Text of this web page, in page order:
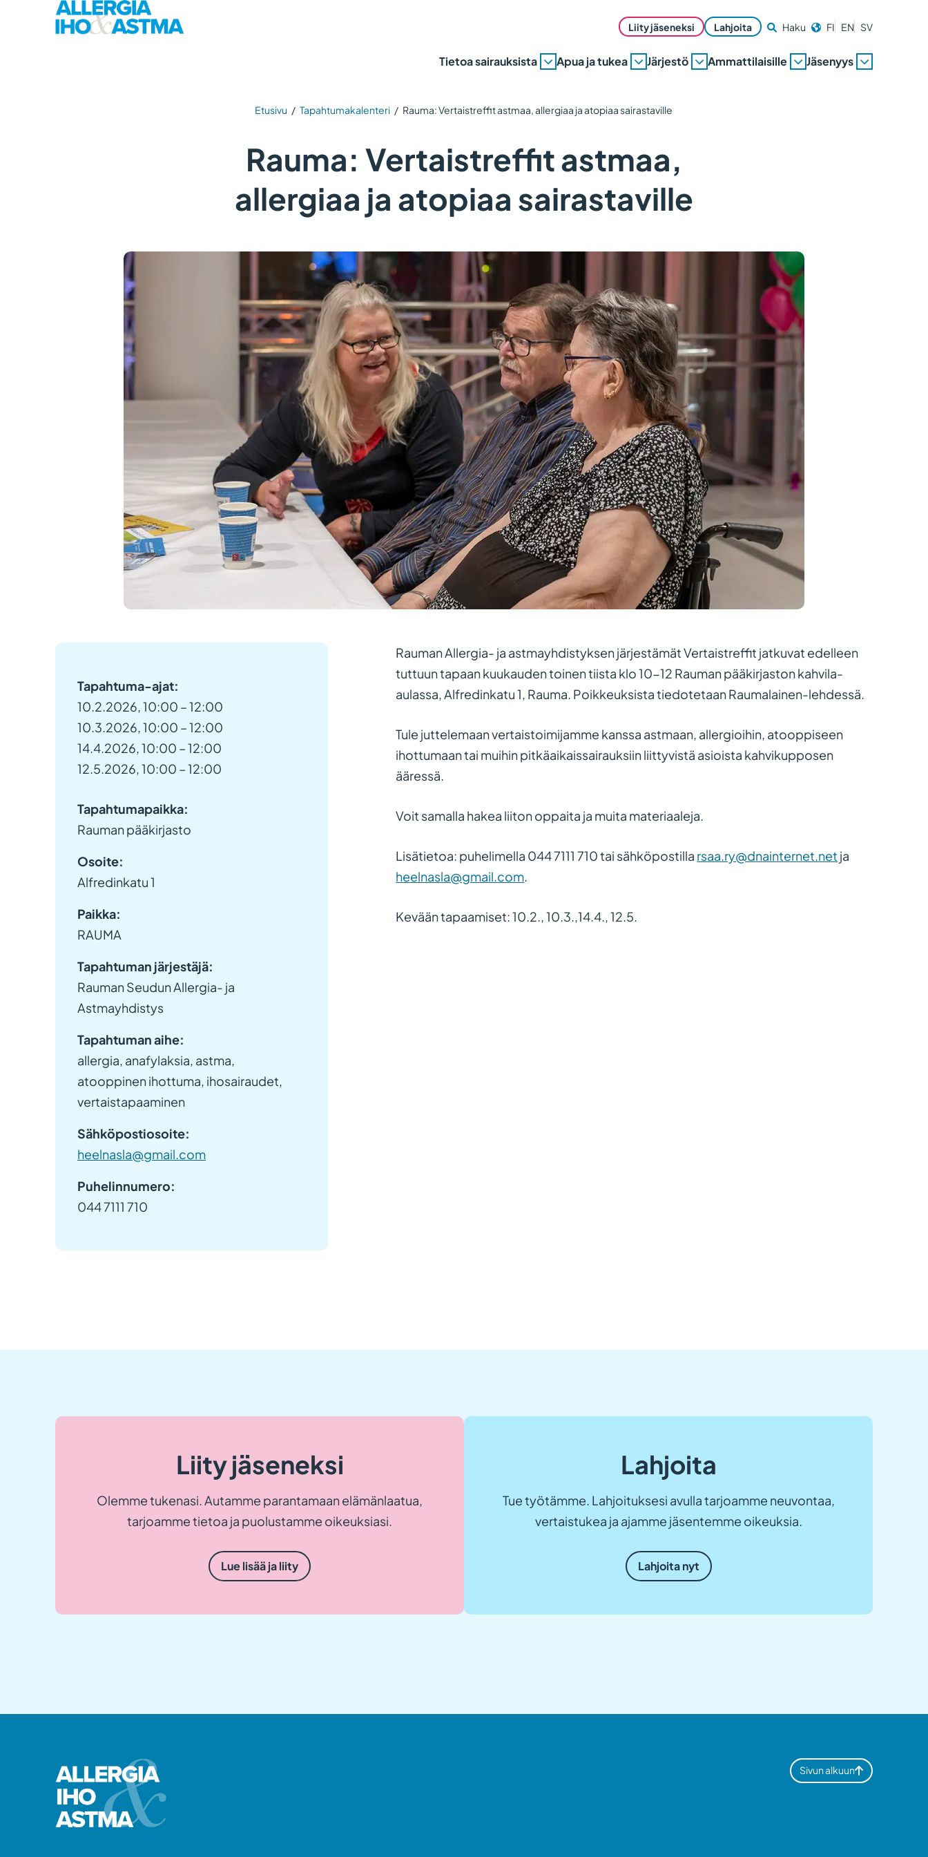
Liity jäseneksi Lahjoita Haku FI EN SV
Tietoa sairauksista Apua ja tukea Järjestö Ammattilaisille Jäsenyys
Etusivu / Tapahtumakalenteri / Rauma: Vertaistreffit astmaa, allergiaa ja atopiaa sairastaville
Rauma: Vertaistreffit astmaa,
allergiaa ja atopiaa sairastaville
Tapahtuma-ajat:
10.2.2026, 10:00 – 12:00
10.3.2026, 10:00 – 12:00
14.4.2026, 10:00 – 12:00
12.5.2026, 10:00 – 12:00
Tapahtumapaikka:
Rauman pääkirjasto
Osoite:
Alfredinkatu 1
Paikka:
RAUMA
Tapahtuman järjestäjä:
Rauman Seudun Allergia- ja
Astmayhdistys
Tapahtuman aihe:
allergia, anafylaksia, astma,
atooppinen ihottuma, ihosairaudet,
vertaistapaaminen
Sähköpostiosoite:
heelnasla@gmail.com
Puhelinnumero:
044 7111 710
Rauman Allergia- ja astmayhdistyksen järjestämät Vertaistreffit jatkuvat edelleen
tuttuun tapaan kuukauden toinen tiista klo 10-12 Rauman pääkirjaston kahvila-
aulassa, Alfredinkatu 1, Rauma. Poikkeuksista tiedotetaan Raumalainen-lehdessä.
Tule juttelemaan vertaistoimijamme kanssa astmaan, allergioihin, atooppiseen
ihottumaan tai muihin pitkäaikaissairauksiin liittyvistä asioista kahvikupposen
ääressä.
Voit samalla hakea liiton oppaita ja muita materiaaleja.
Lisätietoa: puhelimella 044 7111 710 tai sähköpostilla rsaa.ry@dnainternet.net ja
heelnasla@gmail.com.
Kevään tapaamiset: 10.2., 10.3.,14.4., 12.5.
Liity jäseneksi
Olemme tukenasi. Autamme parantamaan elämänlaatua,
tarjoamme tietoa ja puolustamme oikeuksiasi.
Lue lisää ja liity
Lahjoita
Tue työtämme. Lahjoituksesi avulla tarjoamme neuvontaa,
vertaistukea ja ajamme jäsentemme oikeuksia.
Lahjoita nyt
Sivun alkuun